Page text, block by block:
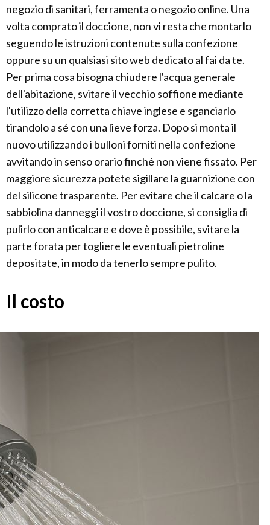
negozio di sanitari, ferramenta o negozio online. Una
volta comprato il doccione, non vi resta che montarlo
seguendo le istruzioni contenute sulla confezione
oppure su un qualsiasi sito web dedicato al fai da te.
Per prima cosa bisogna chiudere l'acqua generale
dell'abitazione, svitare il vecchio soffione mediante
l'utilizzo della corretta chiave inglese e sganciarlo
tirandolo a sé con una lieve forza. Dopo si monta il
nuovo utilizzando i bulloni forniti nella confezione
avvitando in senso orario finché non viene fissato. Per
maggiore sicurezza potete sigillare la guarnizione con
del silicone trasparente. Per evitare che il calcare o la
sabbiolina danneggi il vostro doccione, si consiglia di
pulirlo con anticalcare e dove è possibile, svitare la
parte forata per togliere le eventuali pietroline
depositate, in modo da tenerlo sempre pulito.
Il costo